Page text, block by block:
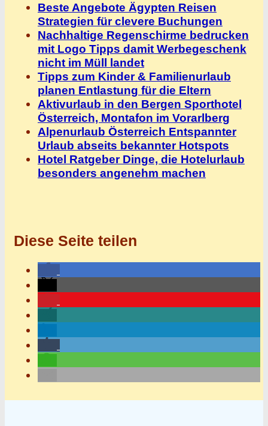
Beste Angebote Ägypten Reisen
Strategien für clevere Buchungen
Nachhaltige Regenschirme bedrucken
mit Logo Tipps damit Werbegeschenk
nicht im Müll landet
Tipps zum Kinder & Familienurlaub
planen Entlastung für die Eltern
Aktivurlaub in den Bergen Sporthotel
Österreich, Montafon im Vorarlberg
Alpenurlaub Österreich Entspannter
Urlaub abseits bekannter Hotspots
Hotel Ratgeber Dinge, die Hotelurlaub
besonders angenehm machen
Diese Seite teilen